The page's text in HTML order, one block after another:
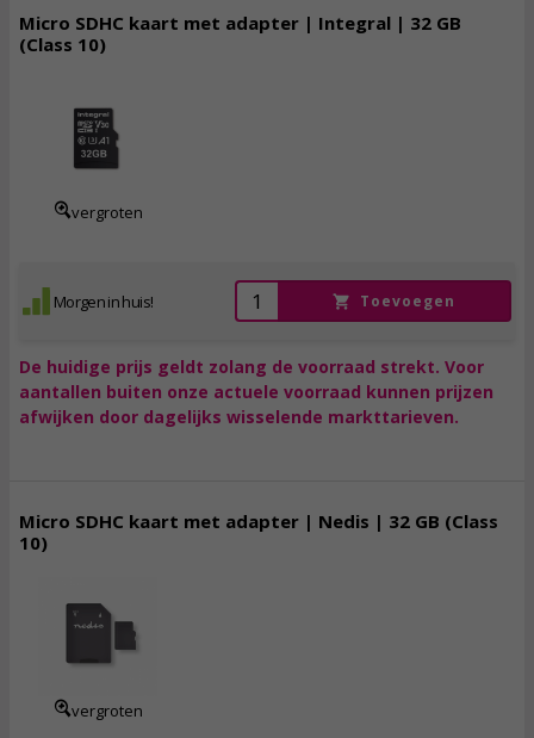
Micro SDHC kaart met adapter | Integral | 32 GB
(Class 10)
vergroten
Morgen in huis! Toevoegen
De huidige prijs geldt zolang de voorraad strekt. Voor
aantallen buiten onze actuele voorraad kunnen prijzen
afwijken door dagelijks wisselende markttarieven.
Micro SDHC kaart met adapter | Nedis | 32 GB (Class
10)
vergroten